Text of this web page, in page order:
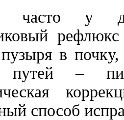
часто у
в
путей –
способ